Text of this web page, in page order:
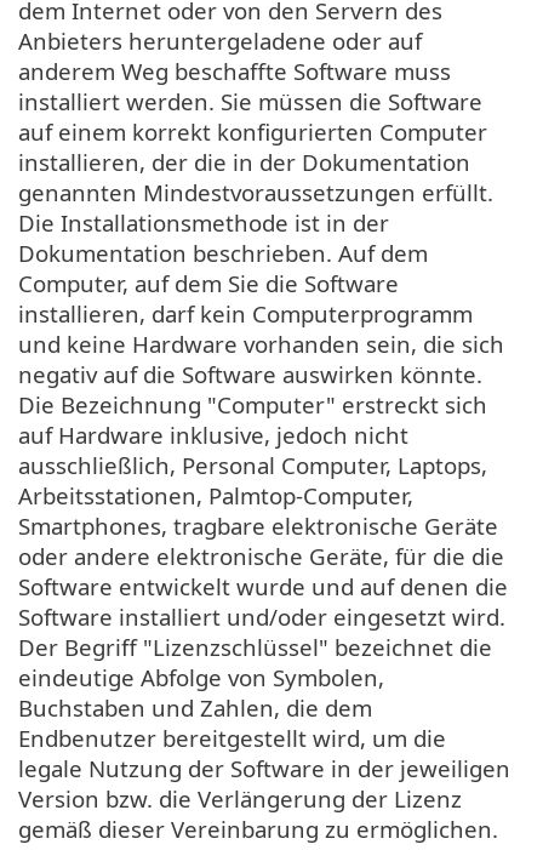
dem Internet oder von den Servern des
Anbieters heruntergeladene oder auf
anderem Weg beschaffte Software muss
installiert werden. Sie müssen die Software
auf einem korrekt konfigurierten Computer
installieren, der die in der Dokumentation
genannten Mindestvoraussetzungen erfüllt.
Die Installationsmethode ist in der
Dokumentation beschrieben. Auf dem
Computer, auf dem Sie die Software
installieren, darf kein Computerprogramm
und keine Hardware vorhanden sein, die sich
negativ auf die Software auswirken könnte.
Die Bezeichnung "Computer" erstreckt sich
auf Hardware inklusive, jedoch nicht
ausschließlich, Personal Computer, Laptops,
Arbeitsstationen, Palmtop-Computer,
Smartphones, tragbare elektronische Geräte
oder andere elektronische Geräte, für die die
Software entwickelt wurde und auf denen die
Software installiert und/oder eingesetzt wird.
Der Begriff "Lizenzschlüssel" bezeichnet die
eindeutige Abfolge von Symbolen,
Buchstaben und Zahlen, die dem
Endbenutzer bereitgestellt wird, um die
legale Nutzung der Software in der jeweiligen
Version bzw. die Verlängerung der Lizenz
gemäß dieser Vereinbarung zu ermöglichen.